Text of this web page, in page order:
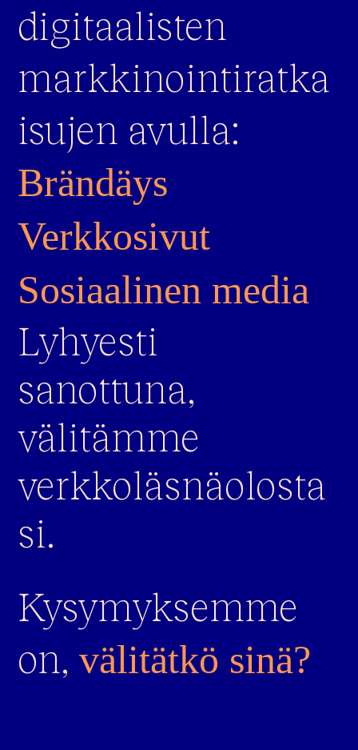
digitaalisten
markkinointiratka
isujen avulla:
Brändäys
Verkkosivut
Sosiaalinen media
Lyhyesti
sanottuna,
välitämme
verkkoläsnäolosta
si.
Kysymyksemme
on,välitätkö sinä?